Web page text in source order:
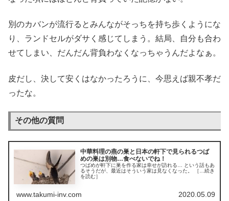
別のカバンが流行るとみんながそっちを持ち歩くようにな
り、ランドセルがダサく感じてしまう。結局、自分も合わ
せてしまい、だんだん背負わなくなっちゃうんだよなぁ。
皮だし、決して安くはなかったろうに、今思えば親不孝だ
ったな。
その他の質問
中華料理の燕の巣と日本の軒下で見られるつば
めの巣は別物…食べないでね！
つばめが軒下に巣を作る家は幸せが訪れる… という話もあ
るそうだが、最近はそういう家は見なくなった。 ［…続き
を読む］
www.takumi-inv.com 2020.05.09